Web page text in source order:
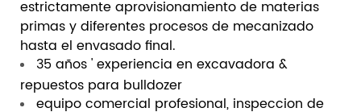
estrictamente aprovisionamiento de materias
primas y diferentes procesos de mecanizado
hasta el envasado final.
35 años ' experiencia en excavadora &
repuestos para bulldozer
equipo comercial profesional, inspeccion de